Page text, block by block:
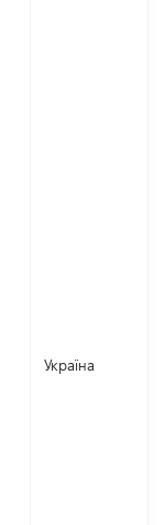
Україна